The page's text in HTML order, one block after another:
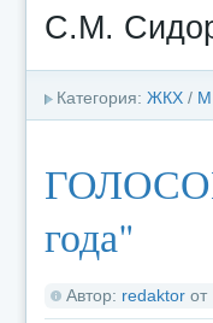
С.М.
Категория: ЖКХ /
года"
Автор: redaktor от